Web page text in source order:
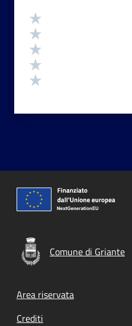
Valutazione
Comune di Griante
Footer menu
Area riservata
Crediti